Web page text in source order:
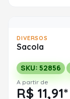
DIVERSOS
Sacola
SKU: 52856
A partir de
R$ 11,91*